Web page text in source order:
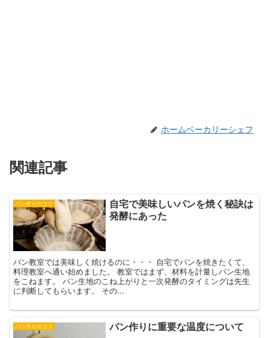
ホームベーカリーシェフ
関連記事
パン作りのコツ
自宅で美味しいパンを焼く秘訣は
発酵にあった
パン教室では美味しく焼けるのに・・・ 自宅でパンを焼きたくて、
料理教室へ通い始めました。 教室ではまず、材料を計量しパン生地
をこねます。 パン生地のこね上がりと一次発酵のタイミングは先生
に判断してもらいます。 その...
パン作りのコツ パン作りに重要な温度について